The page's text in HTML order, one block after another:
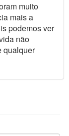
muito
mais a
podemos ver
não
qualquer